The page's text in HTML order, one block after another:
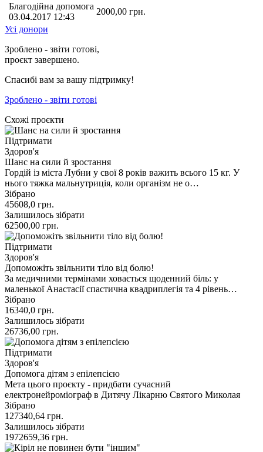
Благодійна допомога
03.04.2017 12:43
2000,00 грн.
Усі донори
Зроблено - звіти готові,
проєкт завершено.
Спасибі вам за вашу підтримку!
Зроблено - звіти готові
Схожі проєкти
Підтримати
Здоров'я
Шанс на сили й зростання
Гордій із міста Лубни у свої 8 років важить всього 15 кг. У
нього тяжка мальнутриція, коли організм не о…
Зібрано
45608,0 грн.
Залишилось зібрати
62500,00 грн.
Підтримати
Здоров'я
Допоможіть звільнити тіло від болю!
За медичними термінами ховається щоденний біль: у
маленької Анастасії спастична квадриплегія та 4 рівень…
Зібрано
16340,0 грн.
Залишилось зібрати
26736,00 грн.
Підтримати
Здоров'я
Допомога дітям з епілепсією
Мета цього проєкту - придбати сучасний
електронейроміограф в Дитячу Лікарню Святого Миколая
Зібрано
127340,64 грн.
Залишилось зібрати
1972659,36 грн.